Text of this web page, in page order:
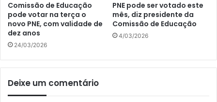
Comissão de Educação
pode votar na terça o
novo PNE, com validade de
dez anos
24/03/2026
PNE pode ser votado este
mês, diz presidente da
Comissão de Educação
4/03/2026
Deixe um comentário